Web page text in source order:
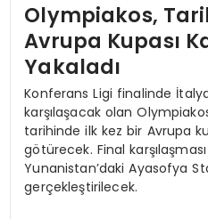
Olympiakos,
Avrupa Kupası
Yakaladı
Konferans Ligi finalinde
karşılaşacak olan
tarihinde ilk kez bir Avrupa
götürecek. Final
Yunanistan’daki Ayasofya
gerçekleştirilecek.